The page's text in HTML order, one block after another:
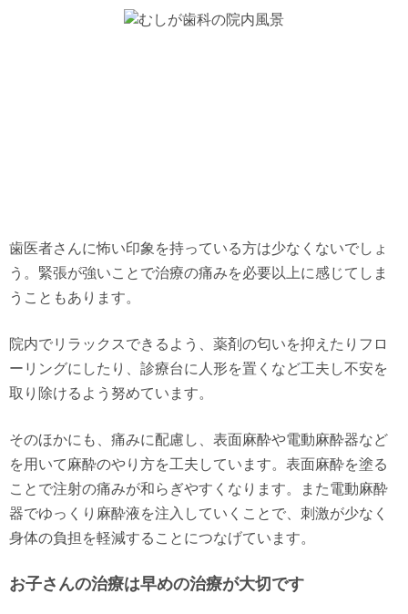
歯医者さんに怖い印象を持っている方は少なくないでしょ
う。緊張が強いことで治療の痛みを必要以上に感じてしま
うこともあります。
院内でリラックスできるよう、薬剤の匂いを抑えたりフロ
ーリングにしたり、診療台に人形を置くなど工夫し不安を
取り除けるよう努めています。
そのほかにも、痛みに配慮し、表面麻酔や電動麻酔器など
を用いて麻酔のやり方を工夫しています。表面麻酔を塗る
ことで注射の痛みが和らぎやすくなります。また電動麻酔
器でゆっくり麻酔液を注入していくことで、刺激が少なく
身体の負担を軽減することにつなげています。
お子さんの治療は早めの治療が大切です